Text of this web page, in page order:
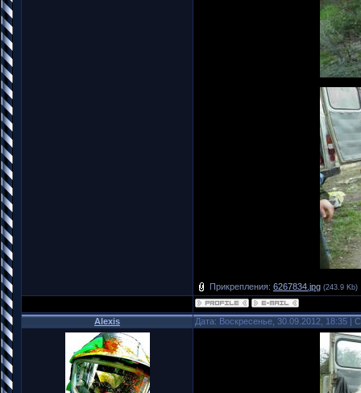
Прикрепления: 6267834.jpg (243.9 Kb)
Alexis Дата: Воскресенье, 30.09.2012, 18:35 |